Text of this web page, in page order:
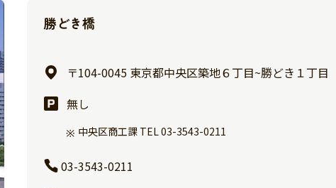
勝どき橋
〒104-0045 東京都中央区築地６丁目~勝どき１丁
無し
中央区商工課 TEL 03-3543-0211
03-3543-0211